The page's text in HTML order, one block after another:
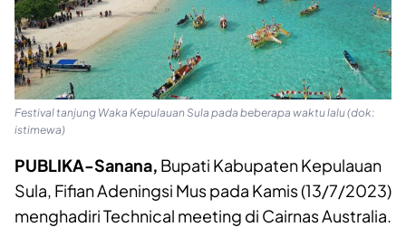
Festival tanjung Waka Kepulauan Sula pada beberapa waktu lalu (dok:
istimewa)
PUBLIKA-Sanana, Bupati Kabupaten Kepulauan
Sula, Fifian Adeningsi Mus pada Kamis (13/7/2023)
menghadiri Technical meeting di Cairnas Australia.